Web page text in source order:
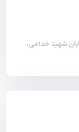
شهید خدامی،